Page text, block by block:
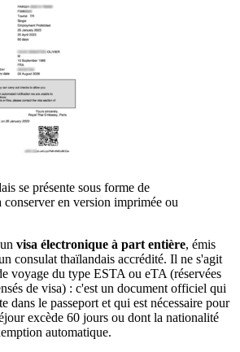
se présente sous forme de
en version imprimée ou
visa électronique à part entière, émis
consulat thaïlandais accrédité. Il ne s'agit
voyage du type ESTA ou eTA (réservées
de visa) : c'est un document officiel qui
dans le passeport et qui est nécessaire pour
excède 60 jours ou dont la nationalité
automatique.